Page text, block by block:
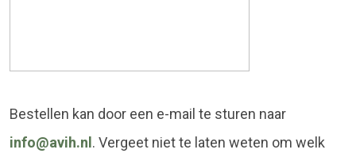
Bestellen kan door een e-mail te sturen naar
info@avih.nl. Vergeet niet te laten weten om welk